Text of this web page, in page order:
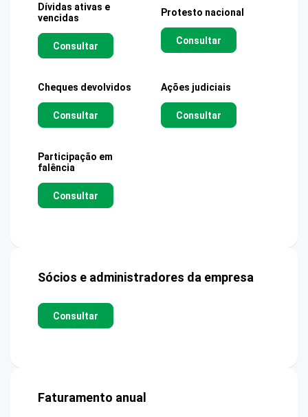
Dívidas ativas e
vencidas
Consultar
Protesto nacional
Consultar
Cheques devolvidos
Consultar
Ações judiciais
Consultar
Participação em
falência
Consultar
Sócios e administradores da empresa
Consultar
Faturamento anual